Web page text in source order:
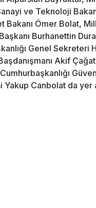
ve Teknoloji
Bakanı Ömer Bolat,
Burhanettin
Genel Sekreteri
Akif
Canbolat da yer